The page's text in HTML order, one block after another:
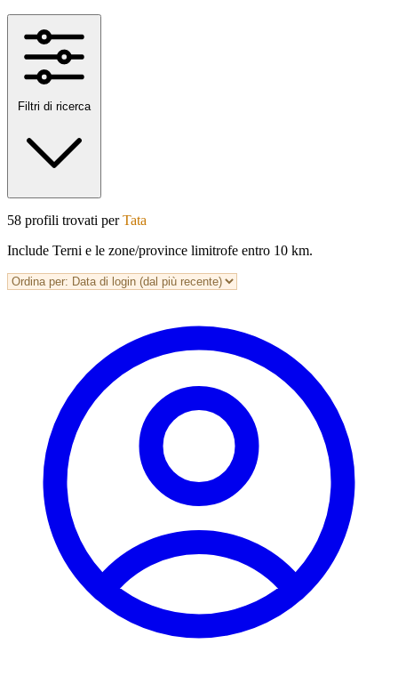
Filtri di ricerca
58 profili trovati perTata
Include Terni e le zone/province limitrofe entro 10 km.